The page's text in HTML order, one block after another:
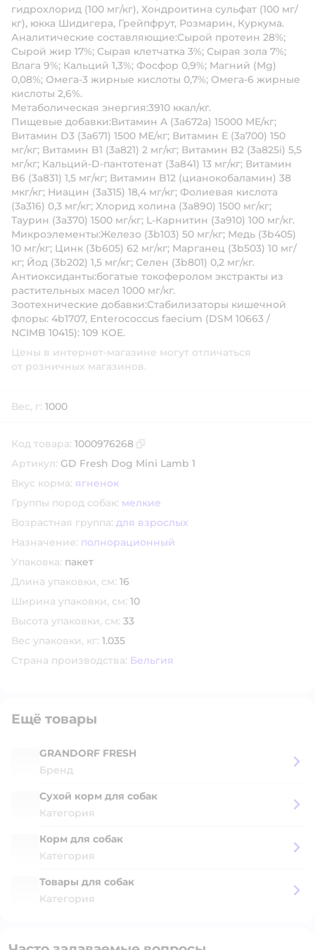
гидрохлорид (100 мг/кг), Хондроитина сульфат (100 мг/
кг), юкка Шидигера, Грейпфрут, Розмарин, Куркума.
Аналитические составляющие:Сырой протеин 28%;
Сырой жир 17%; Сырая клетчатка 3%; Сырая зола 7%;
Влага 9%; Кальций 1,3%; Фосфор 0,9%; Магний (Mg)
0,08%; Омега-3 жирные кислоты 0,7%; Омега-6 жирные
кислоты 2,6%.
Метаболическая энергия:3910 ккал/кг.
Пищевые добавки:Витамин A (3a672a) 15000 МЕ/кг;
Витамин D3 (3а671) 1500 МЕ/кг; Витамин Е (3а700) 150
мг/кг; Витамин B1 (3a821) 2 мг/кг; Витамин B2 (3a825i) 5,5
мг/кг; Кальций-D-пантотенат (3a841) 13 мг/кг; Витамин
B6 (3a831) 1,5 мг/кг; Витамин B12 (цианокобаламин) 38
мкг/кг; Ниацин (3a315) 18,4 мг/кг; Фолиевая кислота
(3a316) 0,3 мг/кг; Хлорид холина (3a890) 1500 мг/кг;
Таурин (3a370) 1500 мг/кг; L-Карнитин (3a910) 100 мг/кг.
Микроэлементы:Железо (3b103) 50 мг/кг; Медь (3b405)
10 мг/кг; Цинк (3b605) 62 мг/кг; Марганец (3b503) 10 мг/
кг; Йод (3b202) 1,5 мг/кг; Селен (3b801) 0,2 мг/кг.
Антиоксиданты:богатые токоферолом экстракты из
растительных масел 1000 мг/кг.
Зоотехнические добавки:Стабилизаторы кишечной
флоры: 4b1707, Enterococcus faecium (DSM 10663 /
NCIMB 10415): 109 КОЕ.
Цены в интернет-магазине могут отличаться
от розничных магазинов.
Вес, г: 1000
Код товара: 1000976268
Артикул: GD Fresh Dog Mini Lamb 1
Вкус корма: ягненок
Группы пород собак: мелкие
Возрастная группа: для взрослых
Назначение: полнорационный
Упаковка: пакет
Длина упаковки, см: 16
Ширина упаковки, см: 10
Высота упаковки, см: 33
Вес упаковки, кг: 1.035
Страна производства: Бельгия
Ещё товары
GRANDORF FRESH
Бренд
Сухой корм для собак
Категория
Корм для собак
Категория
Товары для собак
Категория